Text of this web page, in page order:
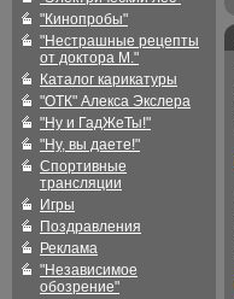
"Кинопробы"
"Нестрашные рецепты
от доктора М."
Каталог карикатуры
"ОТК" Алекса Экслера
"Ну и ГадЖеТы!"
"Ну, вы даете!"
Спортивные
трансляции
Игры
Поздравления
Реклама
"Независимое
обозрение"